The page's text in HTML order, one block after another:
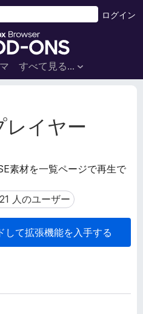
F
r
e
x
ブ
ウ
ー
ア
オ
すべて見る...
ログイン
レイヤー
素材を一覧ページで再生で
人のユーザー
21 人のユーザー
て拡張機能を入手する